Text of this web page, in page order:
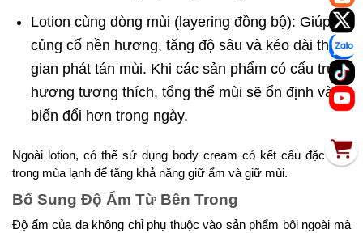
Lotion cùng dòng mùi (layering đồng bộ): Giúp
củng cố nền hương, tăng độ sâu và kéo dài thời
gian phát tán mùi. Khi các sản phẩm có cấu trúc
hương tương thích, tổng thể mùi sẽ ổn định và ít
biến đổi hơn trong ngày.
Ngoài lotion, có thể sử dụng body cream có kết cấu đặc hơn
trong mùa lạnh để tăng khả năng giữ ẩm và giữ mùi.
Bổ Sung Độ Ẩm Từ Bên Trong
Độ ẩm của da không chỉ phụ thuộc vào sản phẩm bôi ngoài mà